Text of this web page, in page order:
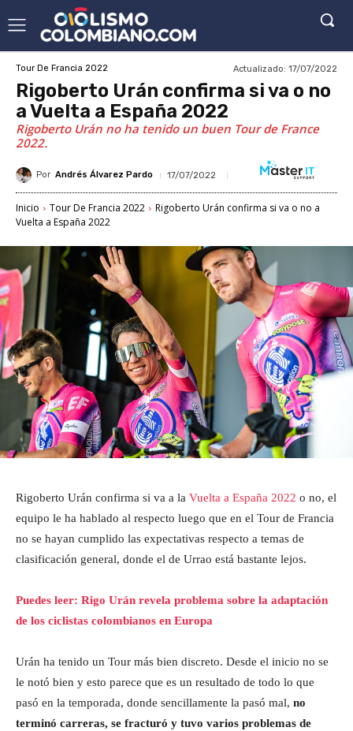
Tour De Francia 2022 Actualizado: 17/07/2022
Rigoberto Urán confirma si va o no
a Vuelta a España 2022
Rigoberto Urán no ha tenido un buen Tour de France
2022.
Por Andrés Álvarez Pardo 17/07/2022
Inicio Tour De Francia 2022
Rigoberto Urán confirma si va o no a
Vuelta a España 2022
Rigoberto Urán confirma si va a la Vuelta a España 2022 o no, el
equipo le ha hablado al respecto luego que en el Tour de Francia
no se hayan cumplido las expectativas respecto a temas de
clasificación general, donde el de Urrao está bastante lejos.
Puedes leer: Rigo Urán revela problema sobre la adaptación
de los ciclistas colombianos en Europa
Urán ha tenido un Tour más bien discreto. Desde el inicio no se
le notó bien y esto parece que es un resultado de todo lo que
pasó en la temporada, donde sencillamente la pasó mal, no
terminó carreras, se fracturó y tuvo varios problemas de